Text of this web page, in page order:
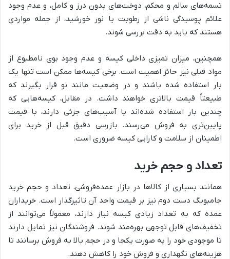
تسمه‌های سالم و محکم، دوخت‌های بدون درز و کامل، و عدم وجود
علائم پوسیدگی ناشی از رطوبت یا نور خورشید، از جمله مواردی
هستند که باید به دقت بررسی شوند.
همچنین، میزان تمیزی داخلی کیسه و عدم وجود بوی نامطبوع از
مواد قبلی نیز حائز اهمیت است. برخی کیسه‌ها ممکن است تنها یک
بار استفاده شده باشند و در وضعیت مانند نو قرار بگیرند که
طبیعتاً قیمت بالاتری خواهند داشت. در مقابل، کیسه‌هایی که
چندین بار استفاده شده‌اند یا آسیب‌های جزئی دارند، با قیمت
پایین‌تری به فروش می‌رسند. بازرسی دقیق قبل از خرید برای
اطمینان از سلامت و کارایی کیسه ضروری است.
تعداد و حجم خرید
همانند بسیاری از کالاها در بازار عمده‌فروشی، تعداد و حجم خرید
جامبوبگ دست دوم نیز بر قیمت واحد آن تاثیرگذار است. خریداران
عمده که به تعداد زیادی کیسه نیاز دارند، معمولاً می‌توانند از
تخفیف‌های قابل توجهی بهره‌مند شوند. فروشندگان نیز تمایل دارند
تا موجودی خود را به صورت یکجا و در حجم بالا به فروش برسانند تا
هزینه‌های نگهداری و فروش خود را کاهش دهند.